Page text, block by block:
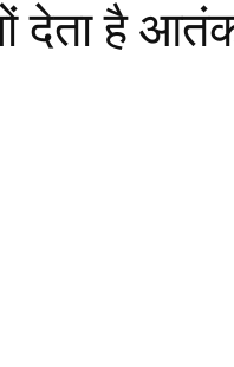
देता है